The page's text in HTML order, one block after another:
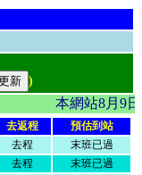
)
本網站8月9
去返程
預估到站
去程
末班已過
去程
末班已過